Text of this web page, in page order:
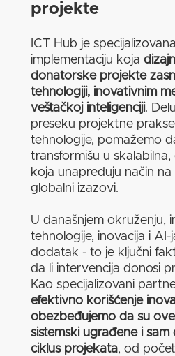
projekte
ICT Hub je
implementaciju koja
donatorske projekte
tehnologiji, inovativnim
veštačkoj inteligenciji.
preseku projektne
tehnologije, pomažemo
transformišu u
koja unapređuju način na
globalni izazovi.
U današnjem okruženju,
tehnologije, inovacija i AI-
dodatak - to je ključni
da li intervencija donosi
Kao specijalizovani
efektivno korišćenje
obezbeđujemo da su
sistemski ugrađene i
ciklus projekata, od